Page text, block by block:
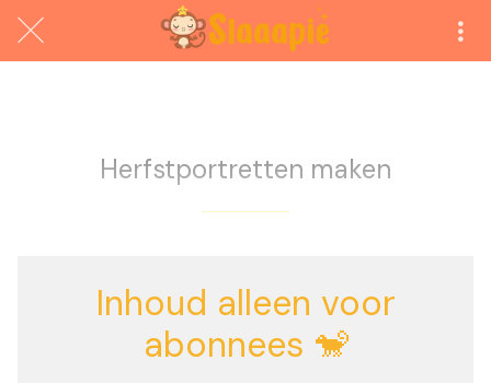
Herfstportretten maken
Inhoud alleen voor
abonnees 🐒